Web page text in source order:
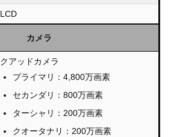
LCD
カメラ
クアッドカメラ
プライマリ：4,800万画素
セカンダリ：800万画素
ターシャリ：200万画素
クオータナリ：200万画素